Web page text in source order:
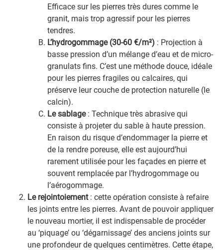
Efficace sur les pierres très dures comme le
granit, mais trop agressif pour les pierres
tendres.
L’hydrogommage (30-60 €/m²) : Projection à
basse pression d’un mélange d’eau et de micro-
granulats fins. C’est une méthode douce, idéale
pour les pierres fragiles ou calcaires, qui
préserve leur couche de protection naturelle (le
calcin).
Le sablage: Technique très abrasive qui
consiste à projeter du sable à haute pression.
En raison du risque d’endommager la pierre et
de la rendre poreuse, elle est aujourd’hui
rarement utilisée pour les façades en pierre et
souvent remplacée par l’hydrogommage ou
l’aérogommage.
Le rejointoiement: cette opération consiste à refaire
les joints entre les pierres. Avant de pouvoir appliquer
le nouveau mortier, il est indispensable de procéder
au ‘piquage’ ou ‘dégarnissage’ des anciens joints sur
une profondeur de quelques centimètres. Cette étape,